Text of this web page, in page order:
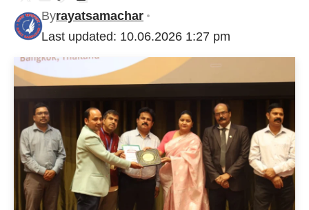
Last updated: 10.06.2026 1:27 pm
Byrayatsamachar